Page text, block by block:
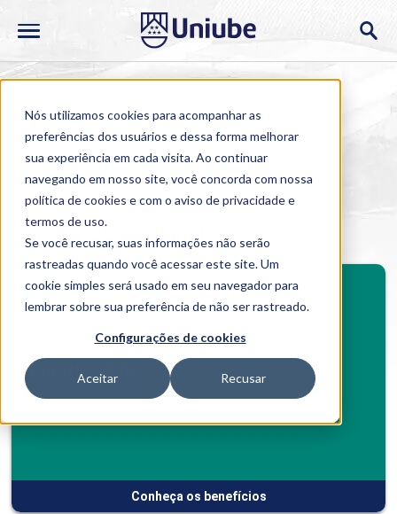
Nós utilizamos cookies para acompanhar as
preferências dos usuários e dessa forma melhorar
sua experiência em cada visita. Ao continuar
navegando em nosso site, você concorda com nossa
política de cookies e com o aviso deprivacidade e
termos de uso.
Se você recusar, suas informações não serão
rastreadas quando você acessar este site. Um
cookie simples será usado em seu navegador para
lembrar sobre sua preferência de não ser rastreado.
Configurações de cookies
Aceitar Recusar
Home > Cursos > Presencial > Graduação >Terapia
Ocupacional
Terapia Ocupacional
Investimento mensal
De R$1.806,40
Por R$749,00*.
*
Conheça os benefícios
BENEFÍCIOS
Benefícios Graduação